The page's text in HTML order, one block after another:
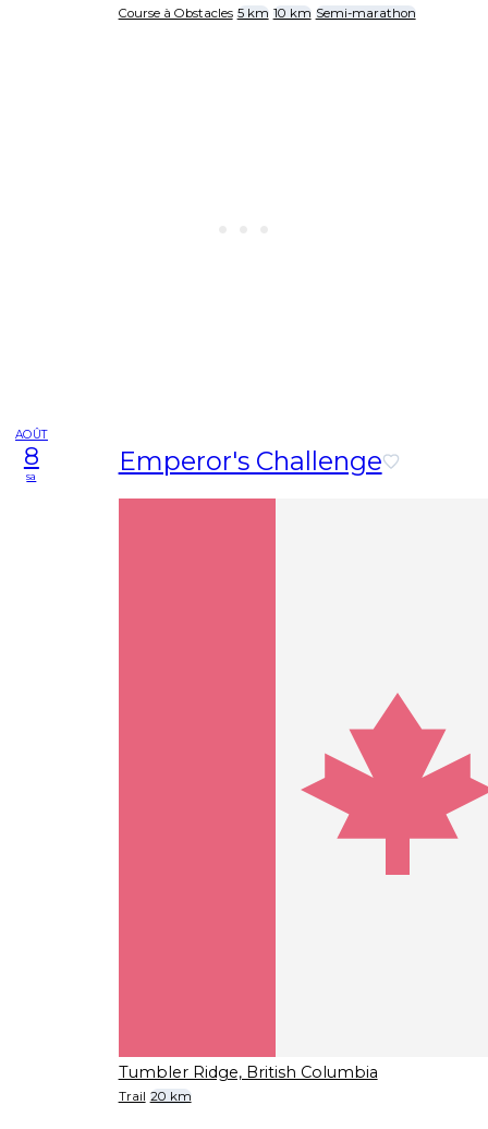
Course à Obstacles 5 km 10 km Semi-marathon
AOÛT
8
sa Emperor's Challenge
Tumbler Ridge, British Columbia
Trail 20 km